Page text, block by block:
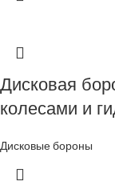
Дисковая
колесами и
Дисковые бороны